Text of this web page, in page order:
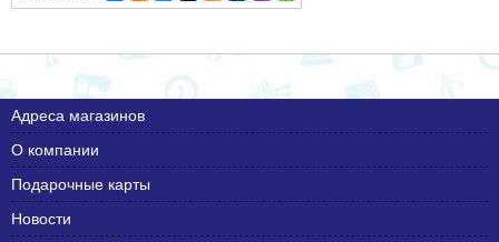
Адреса магазинов
О компании
Подарочные карты
Новости